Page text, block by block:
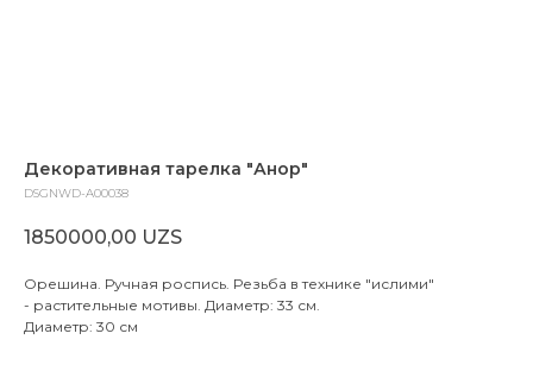
Декоративная тарелка "Анор"
DSGNWD-A00038
1850000,00 UZS
Орешина. Ручная роспись. Резьба в технике "ислими"
- растительные мотивы. Диаметр: 33 см.
Диаметр: 30 см